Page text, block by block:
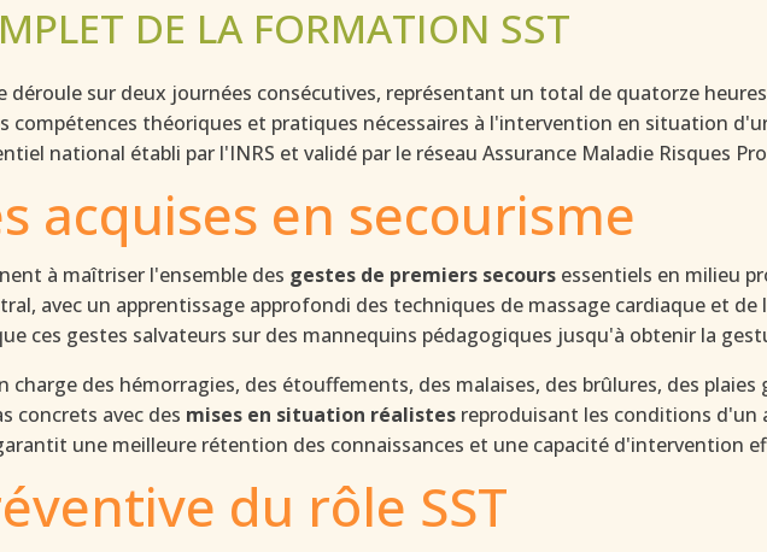
DE LA FORMATION SST
déroule sur deux journées consécutives, représentant un total de quatorze
théoriques et pratiques nécessaires à l'intervention en situation
national établi par l'INRS et validé par le réseau Assurance Maladie Risques
acquises en secourisme
à maîtriser l'ensemble des gestes de premiers secours essentiels en milieu
avec un apprentissage approfondi des techniques de massage cardiaque et
ces gestes salvateurs sur des mannequins pédagogiques jusqu'à obtenir la
charge des hémorragies, des étouffements, des malaises, des brûlures, des
concrets avec des mises en situation réalistes reproduisant les conditions d'un
une meilleure rétention des connaissances et une capacité d'intervention
du rôle SST